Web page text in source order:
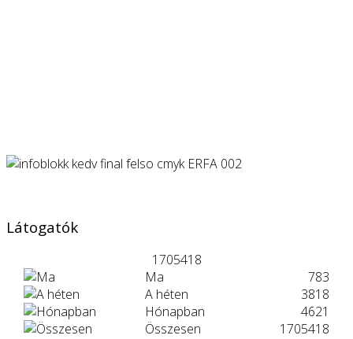
Látogatók
1705418
Ma
783
A héten
3818
Hónapban
4621
Összesen
1705418